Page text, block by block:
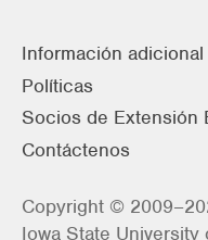
Información adicional
Políticas
Socios de Extensión
Contáctenos
Copyright ©
Iowa State University